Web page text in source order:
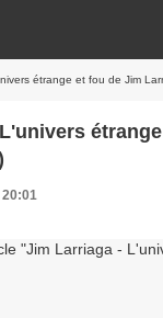
étrange et fou de Jim
20:01